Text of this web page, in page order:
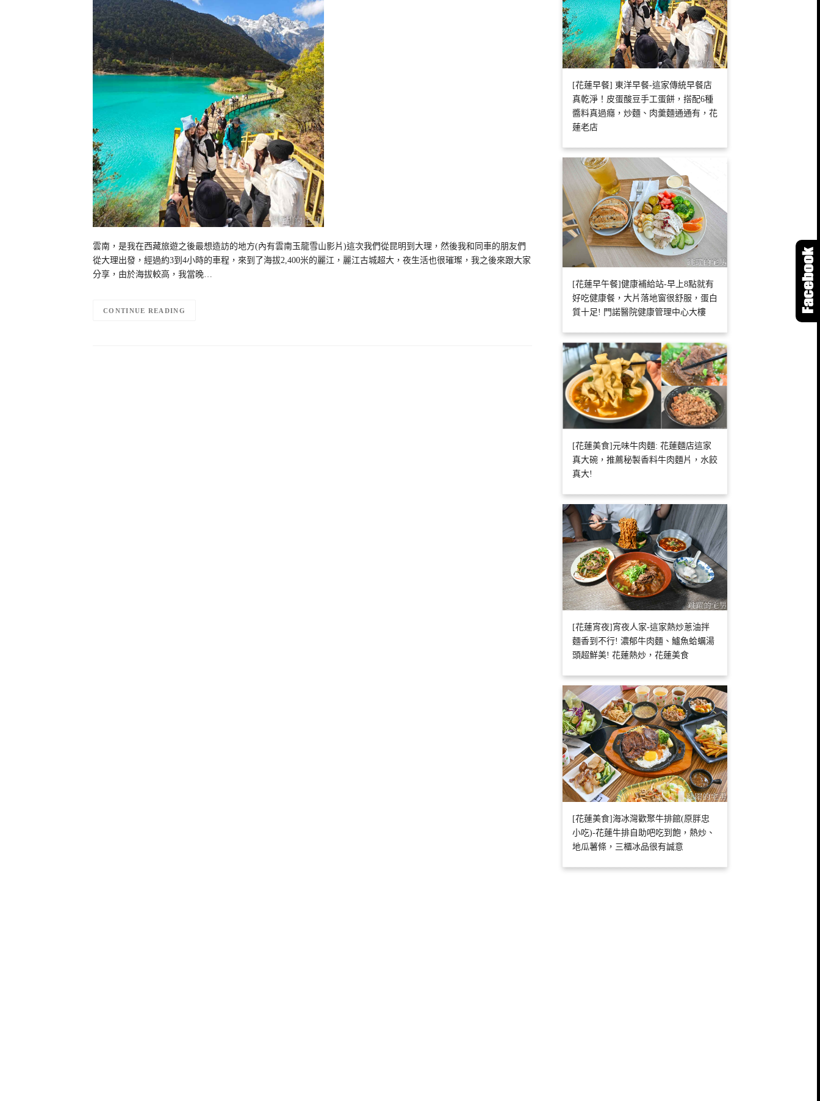
雲南，是我在西藏旅遊之後最想造訪的地方(內有雲南玉龍雪山影片)這次我們從昆明到大理，然後我和同車的朋友們
從大理出發，經過約3到4小時的車程，來到了海拔2,400米的麗江，麗江古城超大，夜生活也很璀璨，我之後來跟大家
分享，由於海拔較高，我當晚…
CONTINUE READING
[花蓮早餐] 東洋早餐-這家傳統早餐店
真乾淨！皮蛋酸豆手工蛋餅，搭配6種
醬料真過癮，炒麵、肉羹麵通通有，花
蓮老店
[花蓮早午餐]健康補給站-早上8點就有
好吃健康餐，大片落地窗很舒服，蛋白
質十足! 門諾醫院健康管理中心大樓
[花蓮美食]元味牛肉麵: 花蓮麵店這家
真大碗，推薦秘製香料牛肉麵片，水餃
真大!
[花蓮宵夜]宵夜人家-這家熱炒蔥油拌
麵香到不行! 濃郁牛肉麵、鱸魚蛤蠣湯
頭超鮮美! 花蓮熱炒，花蓮美食
[花蓮美食]海冰灣歡聚牛排館(原胖忠
小吃)-花蓮牛排自助吧吃到飽，熱炒、
地瓜薯條，三櫃冰品很有誠意